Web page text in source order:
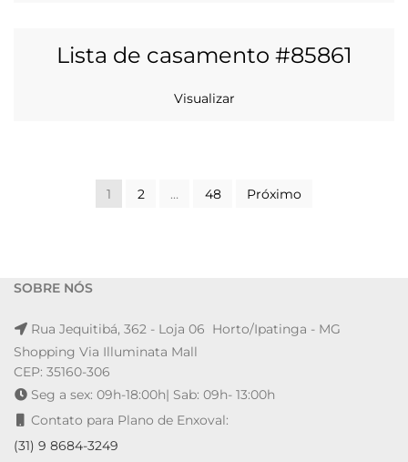
Lista de casamento #85861
Visualizar
Paginação de posts
1 2 … 48 Próximo
SOBRE NÓS
Rua Jequitibá, 362 - Loja 06 Horto/Ipatinga - MG
Shopping Via Illuminata Mall
CEP: 35160-306
Seg a sex: 09h-18:00h| Sab: 09h- 13:00h
Contato para Plano de Enxoval:
(31) 9 8684-3249